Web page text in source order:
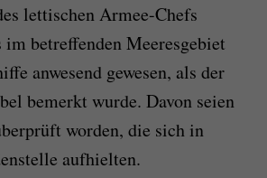
lettischen Armee-Chefs
im betreffenden Meeresgebiet
anwesend gewesen, als der
bemerkt wurde. Davon seien
worden, die sich in
aufhielten.